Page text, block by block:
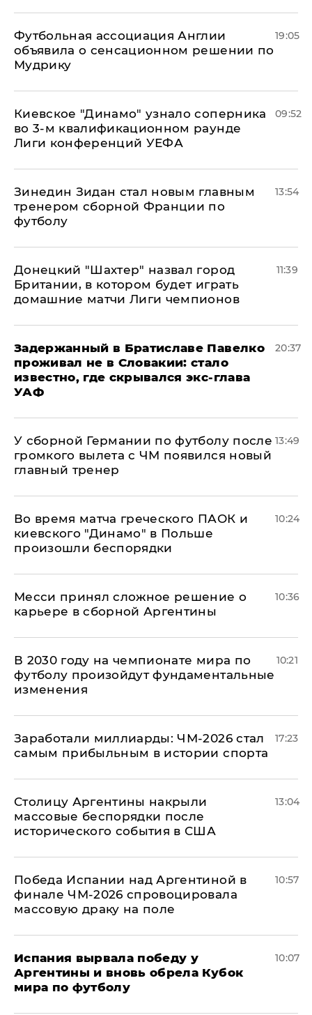
Футбольная ассоциация Англии
объявила о сенсационном решении по
Мудрику
19:05
Киевское "Динамо" узнало соперника
во 3-м квалификационном раунде
Лиги конференций УЕФА
09:52
Зинедин Зидан стал новым главным
тренером сборной Франции по
футболу
13:54
Донецкий "Шахтер" назвал город
Британии, в котором будет играть
домашние матчи Лиги чемпионов
11:39
Задержанный в Братиславе Павелко
проживал не в Словакии: стало
известно, где скрывался экс-глава
УАФ
20:37
У сборной Германии по футболу после
громкого вылета с ЧМ появился новый
главный тренер
13:49
Во время матча греческого ПАОК и
киевского "Динамо" в Польше
произошли беспорядки
10:24
Месси принял сложное решение о
карьере в сборной Аргентины
10:36
В 2030 году на чемпионате мира по
футболу произойдут фундаментальные
изменения
10:21
Заработали миллиарды: ЧМ-2026 стал
самым прибыльным в истории спорта
17:23
Столицу Аргентины накрыли
массовые беспорядки после
исторического события в США
13:04
Победа Испании над Аргентиной в
финале ЧМ-2026 спровоцировала
массовую драку на поле
10:57
Испания вырвала победу у
Аргентины и вновь обрела Кубок
мира по футболу
10:07